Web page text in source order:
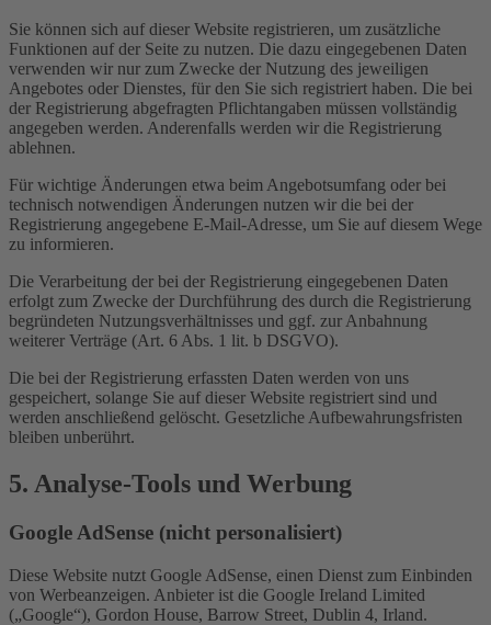
Sie können sich auf dieser Website registrieren, um zusätzliche
Funktionen auf der Seite zu nutzen. Die dazu eingegebenen Daten
verwenden wir nur zum Zwecke der Nutzung des jeweiligen
Angebotes oder Dienstes, für den Sie sich registriert haben. Die bei
der Registrierung abgefragten Pflichtangaben müssen vollständig
angegeben werden. Anderenfalls werden wir die Registrierung
ablehnen.
Für wichtige Änderungen etwa beim Angebotsumfang oder bei
technisch notwendigen Änderungen nutzen wir die bei der
Registrierung angegebene E-Mail-Adresse, um Sie auf diesem Wege
zu informieren.
Die Verarbeitung der bei der Registrierung eingegebenen Daten
erfolgt zum Zwecke der Durchführung des durch die Registrierung
begründeten Nutzungsverhältnisses und ggf. zur Anbahnung
weiterer Verträge (Art. 6 Abs. 1 lit. b DSGVO).
Die bei der Registrierung erfassten Daten werden von uns
gespeichert, solange Sie auf dieser Website registriert sind und
werden anschließend gelöscht. Gesetzliche Aufbewahrungsfristen
bleiben unberührt.
5. Analyse-Tools und Werbung
Google AdSense (nicht personalisiert)
Diese Website nutzt Google AdSense, einen Dienst zum Einbinden
von Werbeanzeigen. Anbieter ist die Google Ireland Limited
(„Google“), Gordon House, Barrow Street, Dublin 4, Irland.